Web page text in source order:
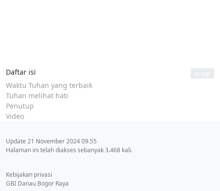
Daftar isi
Waktu Tuhan yang terbaik
Tuhan melihat hati
Penutup
Video
Update 21 November 2024 09.55
Halaman ini telah diakses sebanyak 3.468 kali.
Kebijakan privasi
GBI Danau Bogor Raya